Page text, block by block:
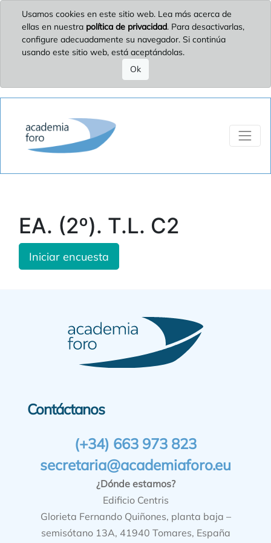
Usamos cookies en este sitio web. Lea más acerca de
ellas en nuestra política de privacidad. Para desactivarlas,
configure adecuadamente su navegador. Si continúa
usando este sitio web, está aceptándolas.
Ok
EA. (2º). T.L. C2
Iniciar encuesta
Contáctanos
(+34) 663 973 823
secretaria@academiaforo.eu
¿Dónde estamos?
Edificio Centris
Glorieta Fernando Quiñones, planta baja –
semisótano 13A, 41940 Tomares, España